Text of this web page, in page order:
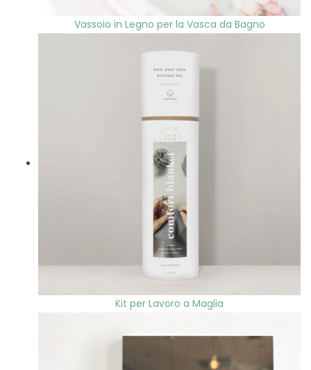
Vassoio in Legno per la Vasca da Bagno
Kit per Lavoro a Maglia